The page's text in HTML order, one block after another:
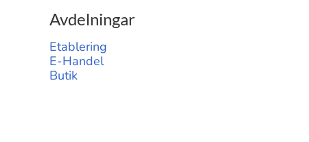
Avdelningar
Etablering
E-Handel
Butik